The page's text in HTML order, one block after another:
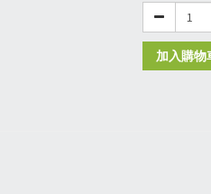
加入購物